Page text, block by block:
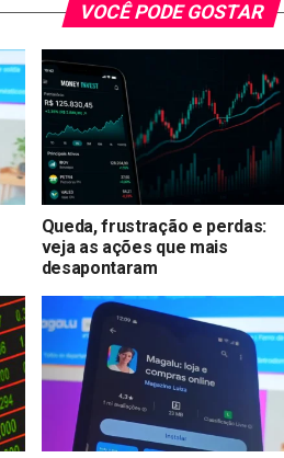
VOCÊ PODE GOSTAR
Queda, frustração e perdas:
veja as ações que mais
desapontaram